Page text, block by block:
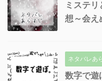
ミステ
想～会え
ネタバレあ
数字で遊